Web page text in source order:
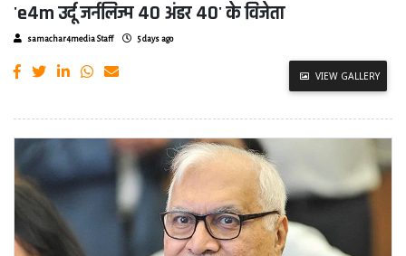
'e4m उर्दू जर्नलिज्म 40 अंडर 40' के विजेता
samachar4media Staff 5 days ago
VIEW GALLERY